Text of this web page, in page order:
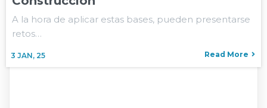
3 JAN, 25
A la hora de aplicar estas bases, pueden presentarse
retos…
Read More